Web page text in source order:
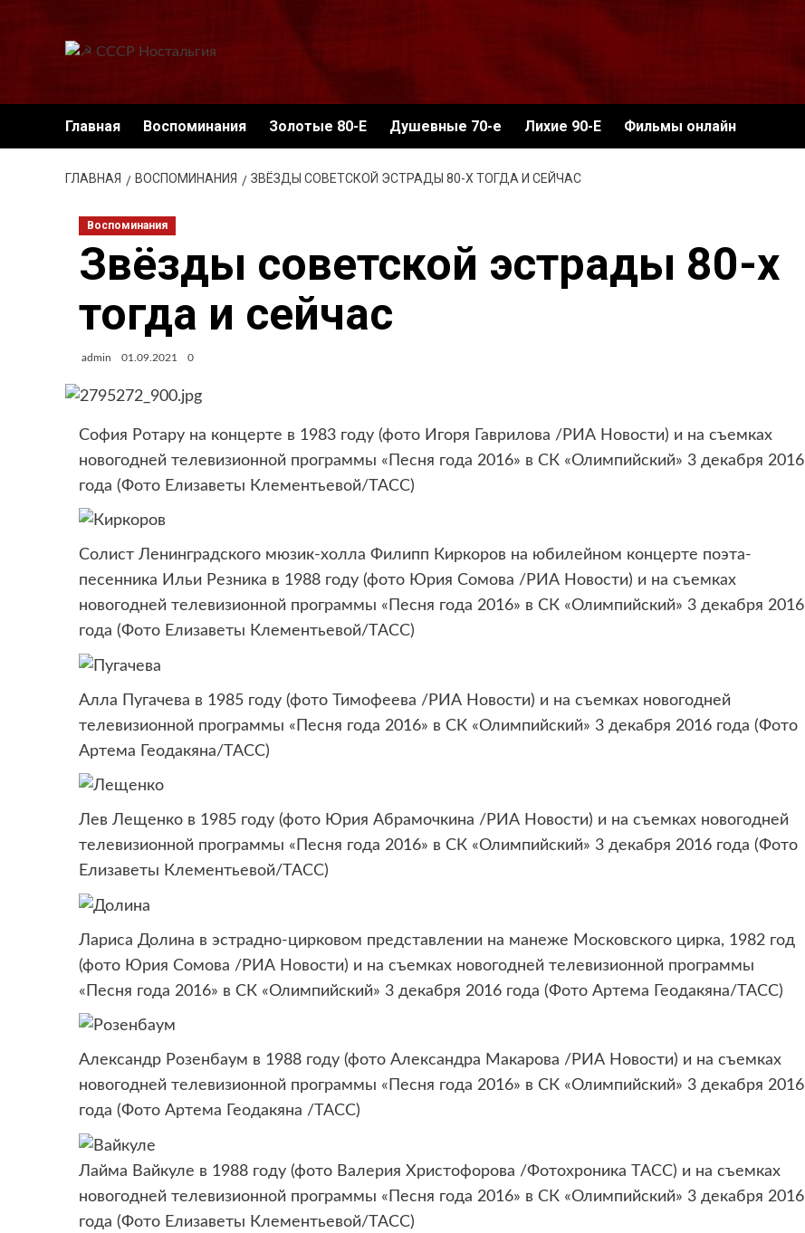
содержимому
Главная Воспоминания Золотые 80-Е Душевные 70-е Лихие 90-Е Фильмы онлайн
ГЛАВНАЯ ВОСПОМИНАНИЯ ЗВЁЗДЫ СОВЕТСКОЙ ЭСТРАДЫ 80-Х ТОГДА И СЕЙЧАС
Воспоминания
Звёзды советской эстрады 80-х
тогда и сейчас
admin 01.09.2021 0
София Ротару на концерте в 1983 году (фото Игоря Гаврилова /РИА Новости) и на съемках
новогодней телевизионной программы «Песня года 2016» в СК «Олимпийский» 3 декабря 2016
года (Фото Елизаветы Клементьевой/ТАСС)
Солист Ленинградского мюзик-холла Филипп Киркоров на юбилейном концерте поэта-
песенника Ильи Резника в 1988 году (фото Юрия Сомова /РИА Новости) и на съемках
новогодней телевизионной программы «Песня года 2016» в СК «Олимпийский» 3 декабря 2016
года (Фото Елизаветы Клементьевой/ТАСС)
Алла Пугачева в 1985 году (фото Тимофеева /РИА Новости) и на съемках новогодней
телевизионной программы «Песня года 2016» в СК «Олимпийский» 3 декабря 2016 года (Фото
Артема Геодакяна/ТАСС)
Лев Лещенко в 1985 году (фото Юрия Абрамочкина /РИА Новости) и на съемках новогодней
телевизионной программы «Песня года 2016» в СК «Олимпийский» 3 декабря 2016 года (Фото
Елизаветы Клементьевой/ТАСС)
Лариса Долина в эстрадно-цирковом представлении на манеже Московского цирка, 1982 год
(фото Юрия Сомова /РИА Новости) и на съемках новогодней телевизионной программы
«Песня года 2016» в СК «Олимпийский» 3 декабря 2016 года (Фото Артема Геодакяна/ТАСС)
Александр Розенбаум в 1988 году (фото Александра Макарова /РИА Новости) и на съемках
новогодней телевизионной программы «Песня года 2016» в СК «Олимпийский» 3 декабря 2016
года (Фото Артема Геодакяна /ТАСС)
Лайма Вайкуле в 1988 году (фото Валерия Христофорова /Фотохроника ТАСС) и на съемках
новогодней телевизионной программы «Песня года 2016» в СК «Олимпийский» 3 декабря 2016
года (Фото Елизаветы Клементьевой/ТАСС)